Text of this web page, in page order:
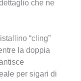
che ne
“cling”
la doppia
per sigari di